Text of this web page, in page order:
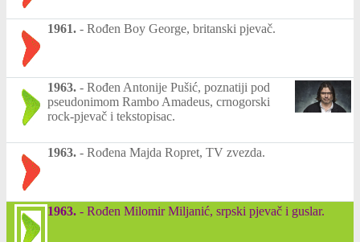
1961. - Rođen Boy George, britanski pjevač.
1963. - Rođen Antonije Pušić, poznatiji pod
pseudonimom Rambo Amadeus, crnogorski
rock-pjevač i tekstopisac.
1963. - Rođena Majda Ropret, TV zvezda.
1963. - Rođen Milomir Miljanić, srpski pjevač i guslar.